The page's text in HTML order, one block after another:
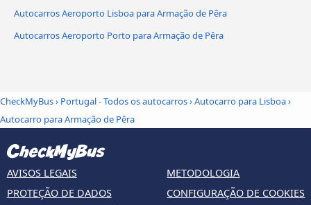
Autocarros Aeroporto Lisboa para Armação de Pêra
Autocarros Aeroporto Porto para Armação de Pêra
CheckMyBus› Portugal - Todos os autocarros›Autocarro para Lisboa›
Autocarro para Armação de Pêra
AVISOS LEGAIS
PROTEÇÃO DE DADOS
METODOLOGIA
CONFIGURAÇÃO DE COOKIES